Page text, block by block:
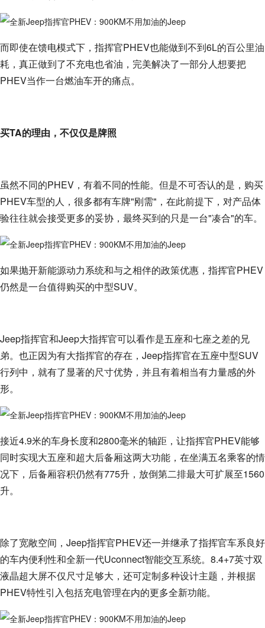
而即使在馈电模式下，指挥官PHEV也能做到不到6L的百公里油
耗，真正做到了不充电也省油，完美解决了一部分人想要把
PHEV当作一台燃油车开的痛点。
买TA的理由，不仅仅是牌照
虽然不同的PHEV，有着不同的性能。但是不可否认的是，购买
PHEV车型的人，很多都有车牌"刚需"，在此前提下，对产品体
验往往就会接受更多的妥协，最终买到的只是一台"凑合"的车。
如果抛开新能源动力系统和与之相伴的政策优惠，指挥官PHEV
仍然是一台值得购买的中型SUV。
Jeep指挥官和Jeep大指挥官可以看作是五座和七座之差的兄
弟。也正因为有大指挥官的存在，Jeep指挥官在五座中型SUV
行列中，就有了显著的尺寸优势，并且有着相当有力量感的外
形。
接近4.9米的车身长度和2800毫米的轴距，让指挥官PHEV能够
同时实现大五座和超大后备厢这两大功能，在坐满五名乘客的情
况下，后备厢容积仍然有775升，放倒第二排最大可扩展至1560
升。
除了宽敞空间，Jeep指挥官PHEV还一并继承了指挥官车系良好
的车内便利性和全新一代Uconnect智能交互系统。8.4+7英寸双
液晶超大屏不仅尺寸足够大，还可定制多种设计主题，并根据
PHEV特性引入包括充电管理在内的更多全新功能。